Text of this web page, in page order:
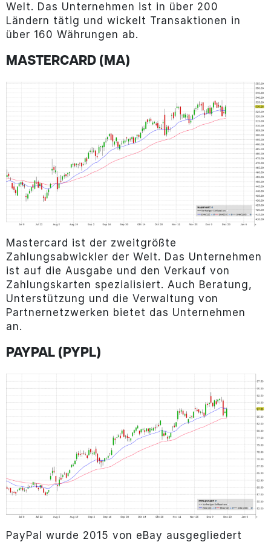
Welt. Das Unternehmen ist in über 200
Ländern tätig und wickelt Transaktionen in
über 160 Währungen ab.
MASTERCARD (MA)
Mastercard ist der zweitgrößte
Zahlungsabwickler der Welt. Das Unternehmen
ist auf die Ausgabe und den Verkauf von
Zahlungskarten spezialisiert. Auch Beratung,
Unterstützung und die Verwaltung von
Partnernetzwerken bietet das Unternehmen
an.
PAYPAL (PYPL)
PayPal wurde 2015 von eBay ausgegliedert